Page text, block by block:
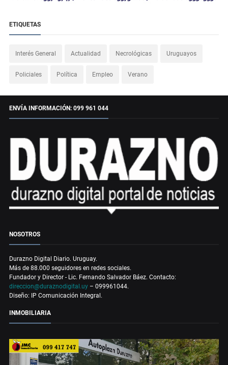
ETIQUETAS
Interés General Actualidad Necrológicas Uruguayos
Policiales Política Empleo Verano
ENVÍA INFORMACIÓN: 099 961 044
NOSOTROS
Durazno Digital Diario. Uruguay.
Más de 88.000 seguidores en redes sociales.
Fundador y Director - Lic. Fernando Salvador Báez. Contacto:
direccion@duraznodigital.uy – 099961044.
Diseño: IP Comunicación Integral.
INMOBILIARIA